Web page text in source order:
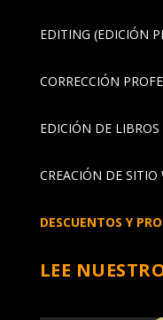
EDITING (EDICIÓN
CORRECCIÓN
EDICIÓN DE LIBROS
CREACIÓN DE SITIO
DESCUENTOS Y
LEE